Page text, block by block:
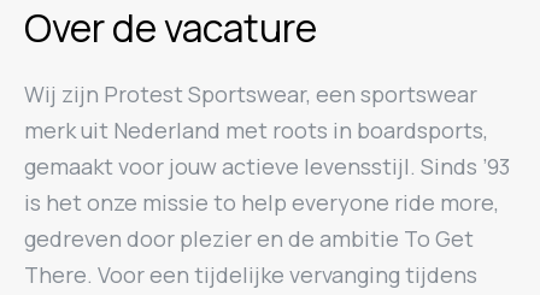
Over de vacature
Wij zijn Protest Sportswear, een sportswear
merk uit Nederland met roots in boardsports,
gemaakt voor jouw actieve levensstijl. Sinds ’93
is het onze missie to help everyone ride more,
gedreven door plezier en de ambitie To Get
There. Voor een tijdelijke vervanging tijdens